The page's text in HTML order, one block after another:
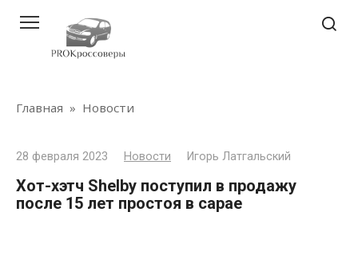
контенту
Главная » Новости
28 февраля 2023 Новости Игорь Латгальский
Хот-хэтч Shelby поступил в продажу
после 15 лет простоя в сарае